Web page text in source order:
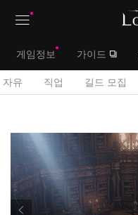
뉴
게임정보 가이드
자유 직업 길드 모집
략
판